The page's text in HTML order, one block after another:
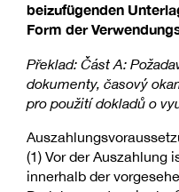
beizufügenden
Form der
Překlad: Část A:
dokumenty, časový
pro použití dokladů o
(1) Vor der Auszahlung
innerhalb der